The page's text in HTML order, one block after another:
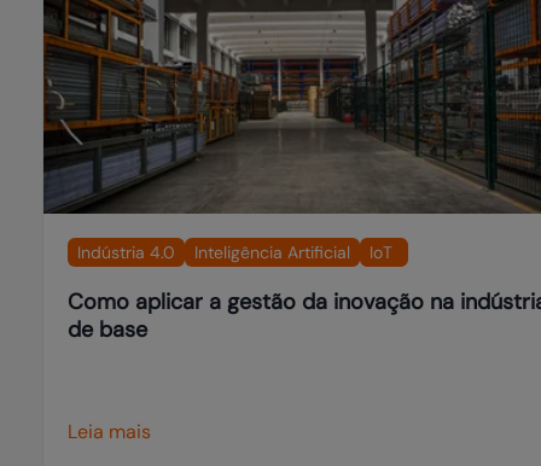
Indústria 4.0 Inteligência Artificial IoT
Como aplicar a gestão da inovação na
de base
Leia mais